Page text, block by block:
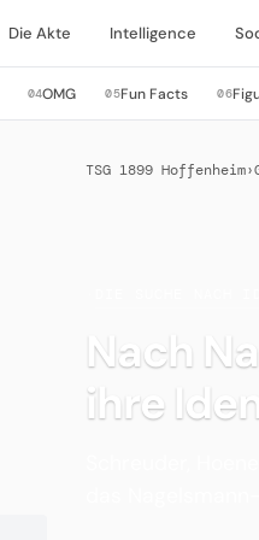
Die Akte Intelligence
04OMG 05Fun Facts 06
TSG 1899 Hoffenheim›
Nach
ihre